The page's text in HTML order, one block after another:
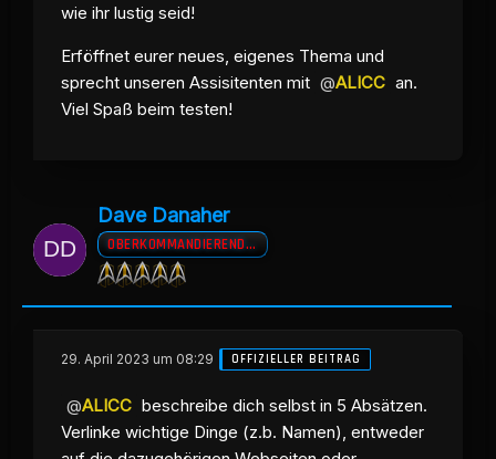
wie ihr lustig seid!
Erföffnet eurer neues, eigenes Thema und
sprecht unseren Assisitenten mit
ALICC an.
Viel Spaß beim testen!
Dave Danaher
OBERKOMMANDIERENDER A.D
29. April 2023 um 08:29 OFFIZIELLER BEITRAG
ALICC beschreibe dich selbst in 5 Absätzen.
Verlinke wichtige Dinge (z.b. Namen), entweder